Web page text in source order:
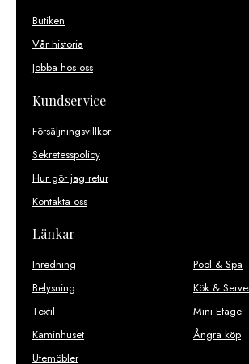
Butiken
Vår historia
Jobba hos oss
Kundservice
Försäljningsvillkor
Sekretesspolicy
Hur gör jag retur
Kontakta oss
Länkar
Inredning
Belysning
Textil
Kaminhuset
Utemöbler
Pool & Spa
Kök &
Mini Etage
Ångra köp